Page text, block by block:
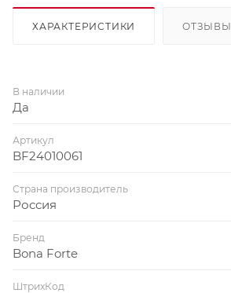
ХАРАКТЕРИСТИКИ ОТЗЫВЫ
В наличии
Да
Артикул
BF24010061
Страна производитель
Россия
Бренд
Bona Forte
ШтрихКод